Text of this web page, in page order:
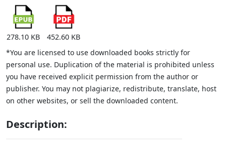
278.10 KB
452.60 KB
*You are licensed to use downloaded books strictly for
personal use. Duplication of the material is prohibited unless
you have received explicit permission from the author or
publisher. You may not plagiarize, redistribute, translate, host
on other websites, or sell the downloaded content.
Description: